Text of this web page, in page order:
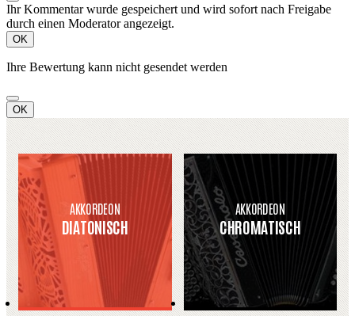
Ihr Kommentar wurde gespeichert und wird sofort nach Freigabe
durch einen Moderator angezeigt.
OK
Ihre Bewertung kann nicht gesendet werden
OK
AKKORDEON
DIATONISCH
AKKORDEON
CHROMATISCH